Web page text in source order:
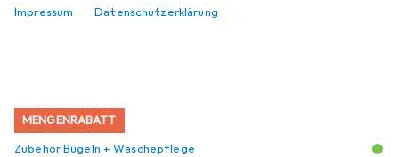
Impressum Datenschutzerklärung
Relevanz
MENGENRABATT
Zubehör Bügeln + Wäschepflege